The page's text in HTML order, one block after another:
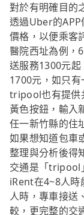
對於有明確目的
透過Uber的
價格，以便乘客
醫院西址為例，
送服務1300元
1700元，如只有
tripool也有提供
黃色按鈕，輸入
任一新竹縣的住
如果想知道包車
整理與分析後得
交通是「tripool
iRent在4~8人時
人時，專車接送
較，更完整的交